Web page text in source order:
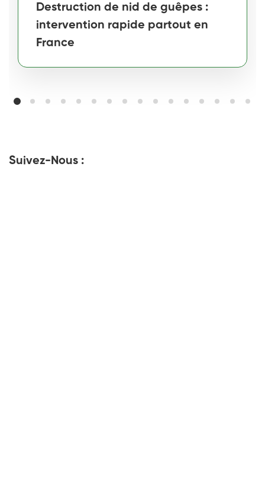
Destruction de nid de guêpes :
intervention rapide partout en
France
Suivez-Nous :